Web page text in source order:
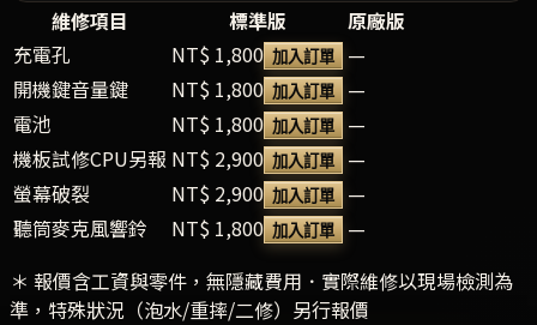
維修項目
標準版
原廠版
充電孔
NT$ 1,800 加入訂單
—
開機鍵音量鍵
NT$ 1,800 加入訂單
—
電池
NT$ 1,800 加入訂單
—
機板試修CPU另報 NT$ 2,900 加入訂單
—
螢幕破裂
NT$ 2,900 加入訂單
—
聽筒麥克風響鈴
NT$ 1,800 加入訂單
—
＊ 報價含工資與零件，無隱藏費用．實際維修以現場檢測為
準，特殊狀況（泡水/重摔/二修）另行報價